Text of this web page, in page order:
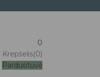
0
Krepšelis(0)
Parduotuvė